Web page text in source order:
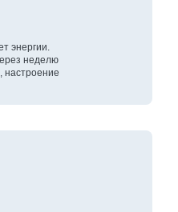
энергии.
неделю
настроение